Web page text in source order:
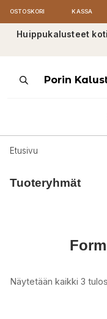
OSTOSKORI KASSA
Huippukalusteet
ProductsPorin
Etusivu
Tuoteryhmät
Näytetään kaikki 3